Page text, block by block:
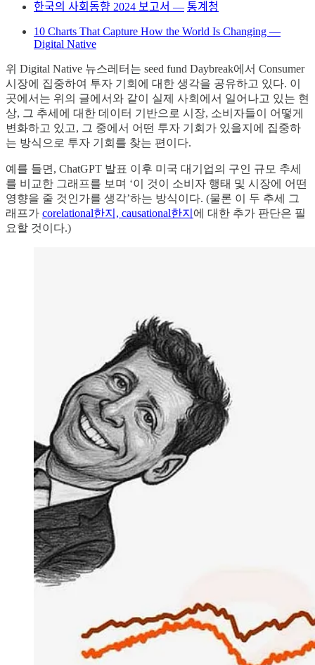
한국의 사회동향 2024 보고서 — 통계청
10 Charts That Capture How the World Is Changing —
Digital Native
위 Digital Native 뉴스레터는 seed fund Daybreak에서 Consumer
시장에 집중하여 투자 기회에 대한 생각을 공유하고 있다. 이
곳에서는 위의 글에서와 같이 실제 사회에서 일어나고 있는 현
상, 그 추세에 대한 데이터 기반으로 시장, 소비자들이 어떻게
변화하고 있고, 그 중에서 어떤 투자 기회가 있을지에 집중하
는 방식으로 투자 기회를 찾는 편이다.
예를 들면, ChatGPT 발표 이후 미국 대기업의 구인 규모 추세
를 비교한 그래프를 보며 ‘이 것이 소비자 행태 및 시장에 어떤
영향을 줄 것인가를 생각’하는 방식이다. (물론 이 두 추세 그
래프가 corelational한지, causational한지 에 대한 추가 판단은 필
요할 것이다.)